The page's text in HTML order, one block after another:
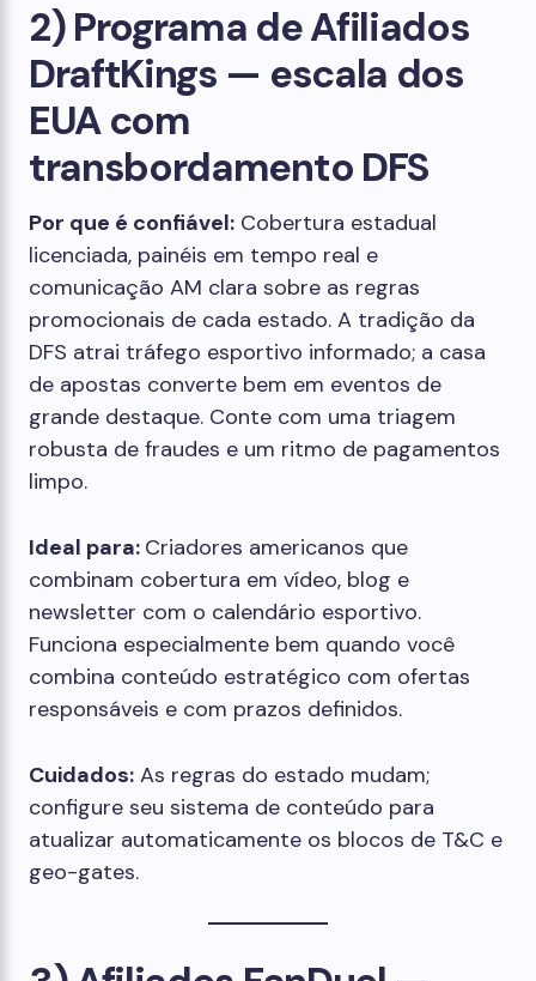
2) Programa de Afiliados
DraftKings — escala dos
EUA com
transbordamento DFS
Por que é confiável: Cobertura estadual
licenciada, painéis em tempo real e
comunicação AM clara sobre as regras
promocionais de cada estado. A tradição da
DFS atrai tráfego esportivo informado; a casa
de apostas converte bem em eventos de
grande destaque. Conte com uma triagem
robusta de fraudes e um ritmo de pagamentos
limpo.
Ideal para: Criadores americanos que
combinam cobertura em vídeo, blog e
newsletter com o calendário esportivo.
Funciona especialmente bem quando você
combina conteúdo estratégico com ofertas
responsáveis ​​e com prazos definidos.
Cuidados: As regras do estado mudam;
configure seu sistema de conteúdo para
atualizar automaticamente os blocos de T&C e
geo-gates.